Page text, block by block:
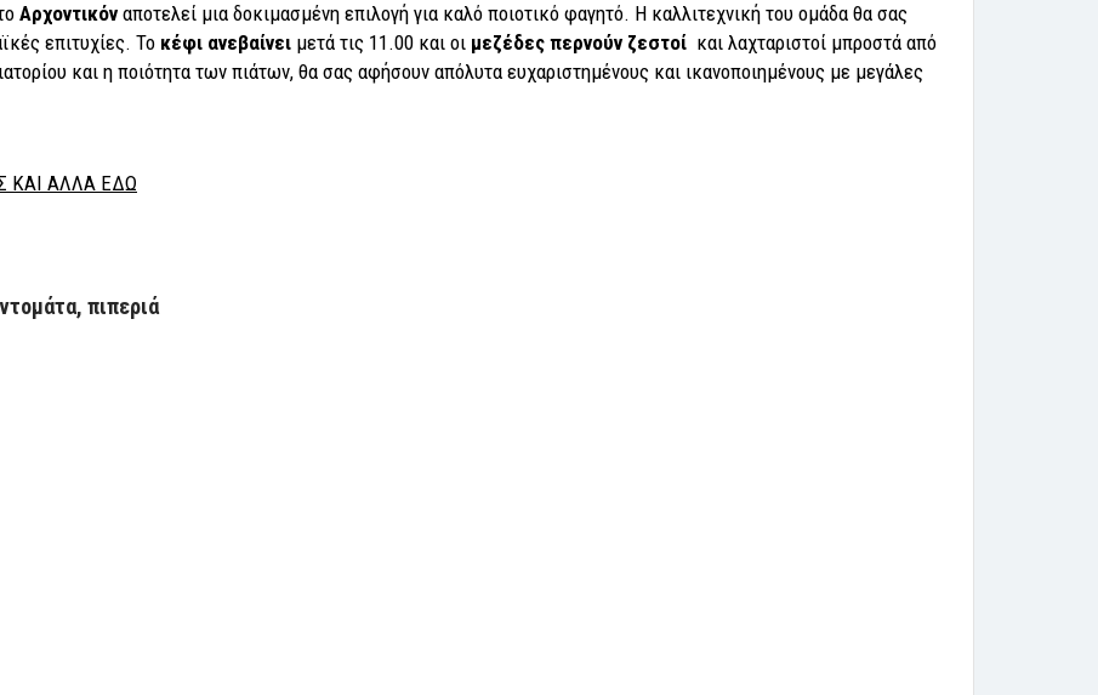
Αρχοντικόν αποτελεί μια δοκιμασμένη επιλογή για καλό ποιοτικό φαγητό. Η καλλιτεχνική του ομάδα θα σας
επιτυχίες. Το κέφι ανεβαίνει μετά τις 11.00 και οι μεζέδες περνούν ζεστοί και λαχταριστοί μπροστά από
και η ποιότητα των πιάτων, θα σας αφήσουν απόλυτα ευχαριστημένους και ικανοποιημένους με μεγάλες
ΚΑΙ ΑΛΛΑ ΕΔΩ
πιπεριά